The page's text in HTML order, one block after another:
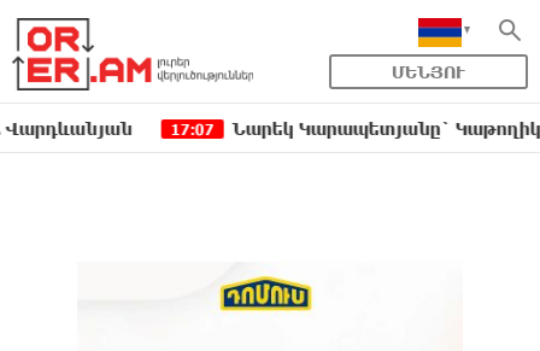
ՄԵՆՅՈՒ
17:07 Նարեկ Կարապետյանը` Կաթողիկոսին